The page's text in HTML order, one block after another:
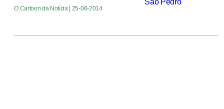
O Cartoon da Notícia | 25-06-2014